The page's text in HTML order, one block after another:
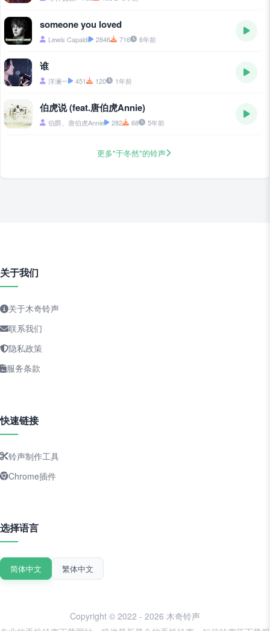
someone you loved
Lewis Capaldi 2846 716 6年前
谁
洋澜一 451 120 1年前
伯虎说 (feat.唐伯虎Annie)
伯爵、唐伯虎Annie 282 68 5年前
更多"于冬然"的铃声
关于我们
关于木奇铃声
联系我们
隐私政策
服务条款
快速链接
铃声制作工具
Chrome插件
选择语言
简体中文 繁体中文
Copyright © 2022 - 2026 木奇铃声